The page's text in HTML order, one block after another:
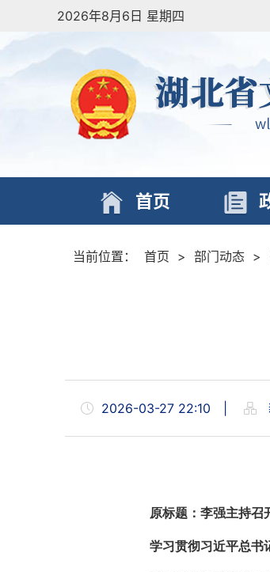
2026年8月6日 星期四
首页
当前位置： 首页 > 部门动态 >
2026-03-27 22:10
原标题：李强主持召
学习贯彻习近平总书